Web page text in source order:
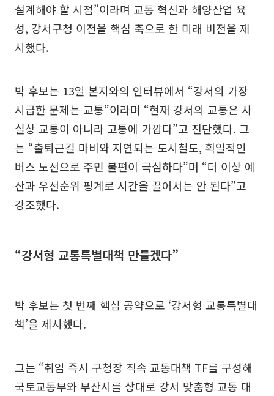
설계해야 할 시점”이라며 교통 혁신과 해양산업 육
성, 강서구청 이전을 핵심 축으로 한 미래 비전을 제
시했다.
박 후보는 13일 본지와의 인터뷰에서 “강서의 가장
시급한 문제는 교통”이라며 “현재 강서의 교통은 사
실상 교통이 아니라 고통에 가깝다”고 진단했다. 그
는 “출퇴근길 마비와 지연되는 도시철도, 획일적인
버스 노선으로 주민 불편이 극심하다”며 “더 이상 예
산과 우선순위 핑계로 시간을 끌어서는 안 된다”고
강조했다.
“강서형 교통특별대책 만들겠다”
박 후보는 첫 번째 핵심 공약으로 ‘강서형 교통특별대
책’을 제시했다.
그는 “취임 즉시 구청장 직속 교통대책 TF를 구성해
국토교통부와 부산시를 상대로 강서 맞춤형 교통 대